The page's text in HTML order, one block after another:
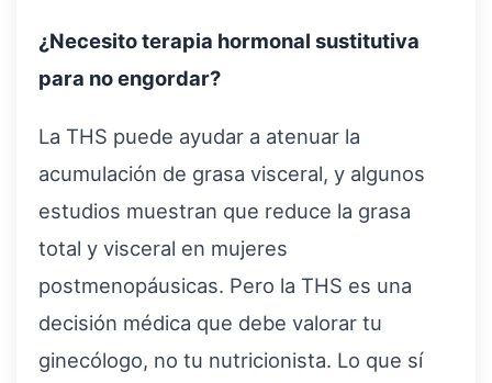
¿Necesito terapia hormonal sustitutiva
para no engordar?
La THS puede ayudar a atenuar la
acumulación de grasa visceral, y algunos
estudios muestran que reduce la grasa
total y visceral en mujeres
postmenopáusicas. Pero la THS es una
decisión médica que debe valorar tu
ginecólogo, no tu nutricionista. Lo que sí